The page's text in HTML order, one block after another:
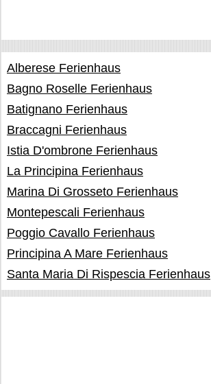
Alberese Ferienhaus
Bagno Roselle Ferienhaus
Batignano Ferienhaus
Braccagni Ferienhaus
Istia D'ombrone Ferienhaus
La Principina Ferienhaus
Marina Di Grosseto Ferienhaus
Montepescali Ferienhaus
Poggio Cavallo Ferienhaus
Principina A Mare Ferienhaus
Santa Maria Di Rispescia Ferienhaus